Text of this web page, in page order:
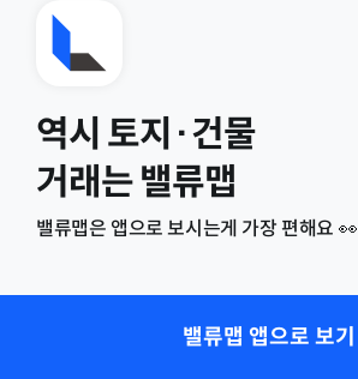
역시 토지·건물
거래는 밸류맵
밸류맵은 앱으로 보시는게 가장 편해요 👀
밸류맵 앱으로 보기